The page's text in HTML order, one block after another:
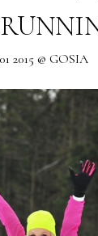
2015 @ GOSIA